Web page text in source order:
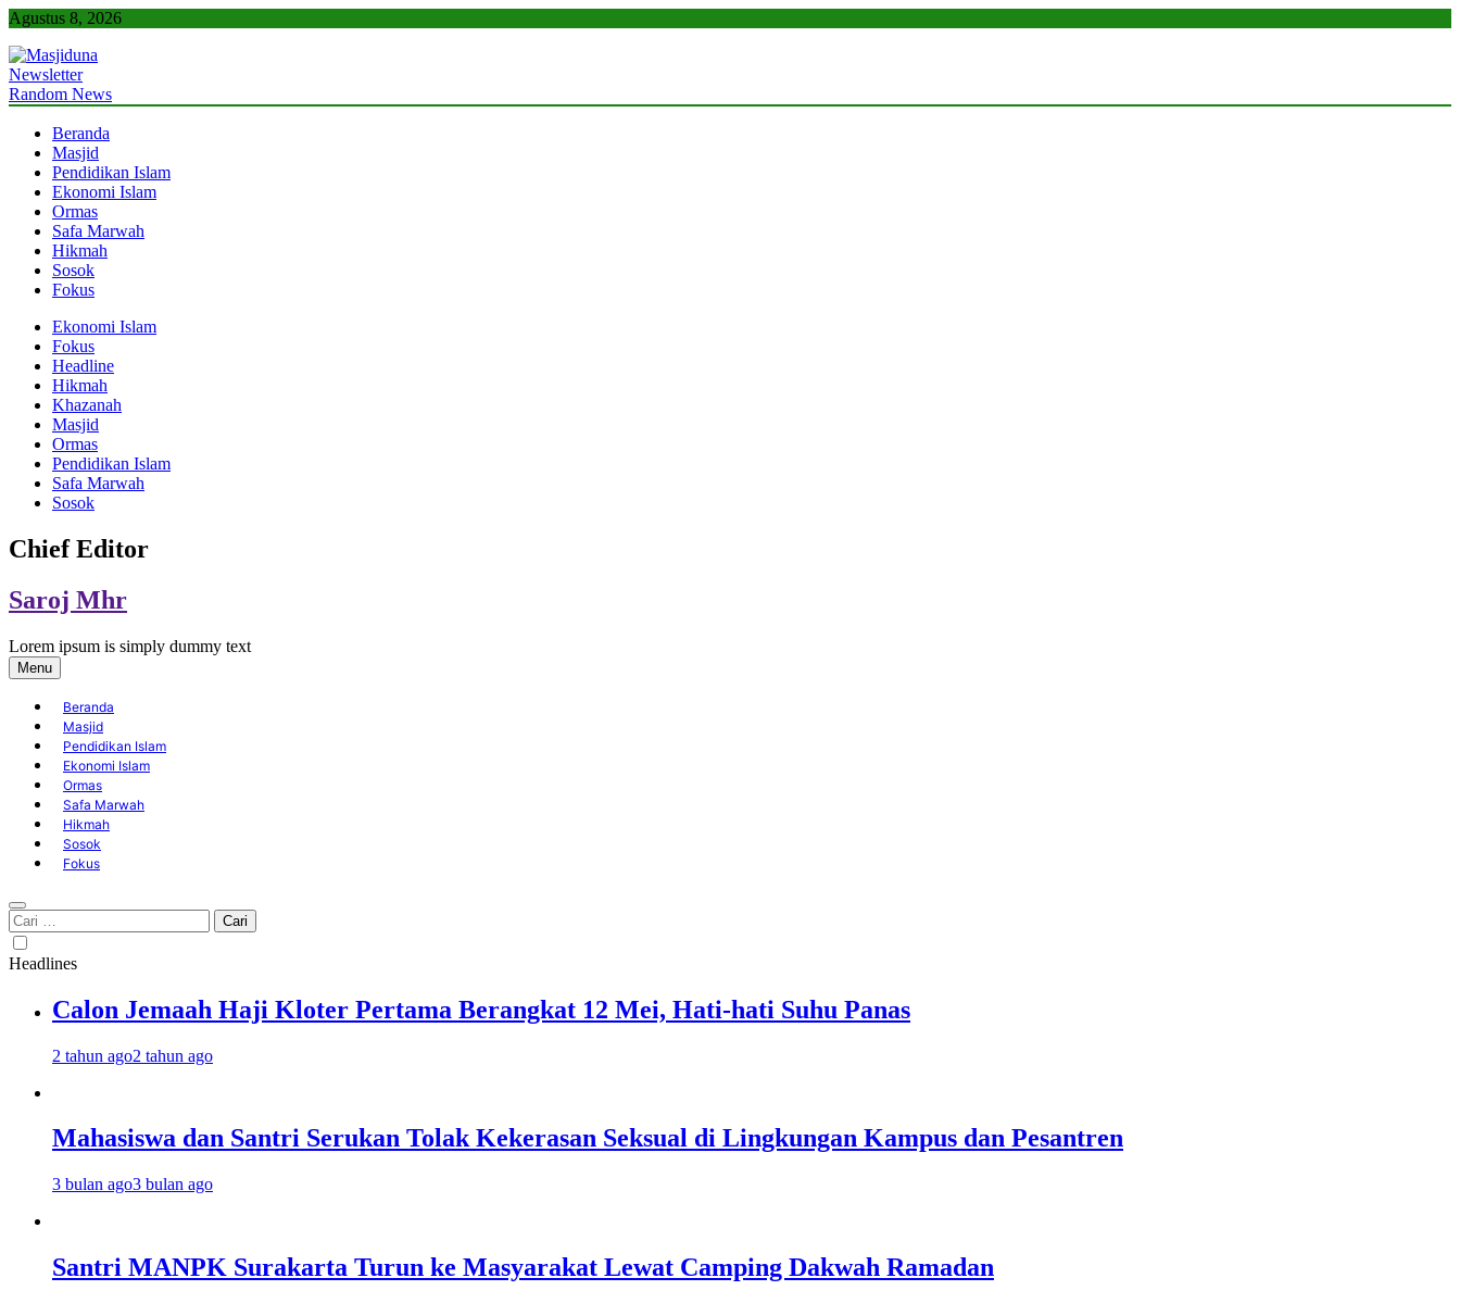
Skip
content
Agustus 8, 2026
Masjiduna
Referensi Berita Islam Indonesia
Newsletter
Random News
Beranda
Masjid
Pendidikan Islam
Ekonomi Islam
Ormas
Safa Marwah
Hikmah
Sosok
Fokus
Ekonomi Islam
Fokus
Headline
Hikmah
Khazanah
Masjid
Ormas
Pendidikan Islam
Safa Marwah
Sosok
Chief Editor
Saroj Mhr
Lorem ipsum is simply dummy text
Menu
Beranda
Masjid
Pendidikan Islam
Ekonomi Islam
Ormas
Safa Marwah
Hikmah
Sosok
Fokus
Cari
untuk:
Headlines
Calon Jemaah Haji Kloter Pertama Berangkat 12 Mei, Hati-hati Suhu Panas
2 tahun ago2 tahun ago
Mahasiswa dan Santri Serukan Tolak Kekerasan Seksual di Lingkungan Kampus dan Pesantren
3 bulan ago3 bulan ago
Santri MANPK Surakarta Turun ke Masyarakat Lewat Camping Dakwah Ramadan